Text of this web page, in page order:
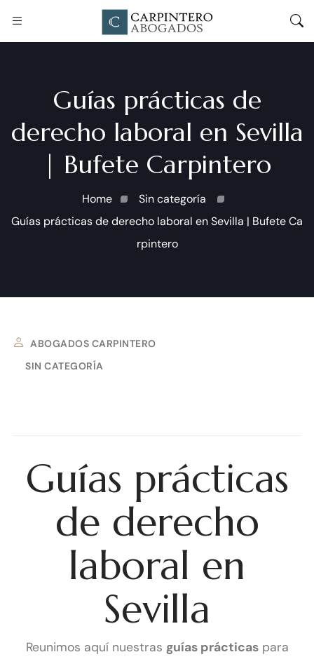
Guías prácticas de
derecho laboral en Sevilla
| Bufete Carpintero
Home
Sin categoría
Guías prácticas de derecho laboral en Sevilla | Bufete Ca
rpintero
ABOGADOS CARPINTERO
SIN CATEGORÍA
Guías prácticas
de derecho
laboral en
Sevilla
Reunimos aquí nuestras guías prácticaspara